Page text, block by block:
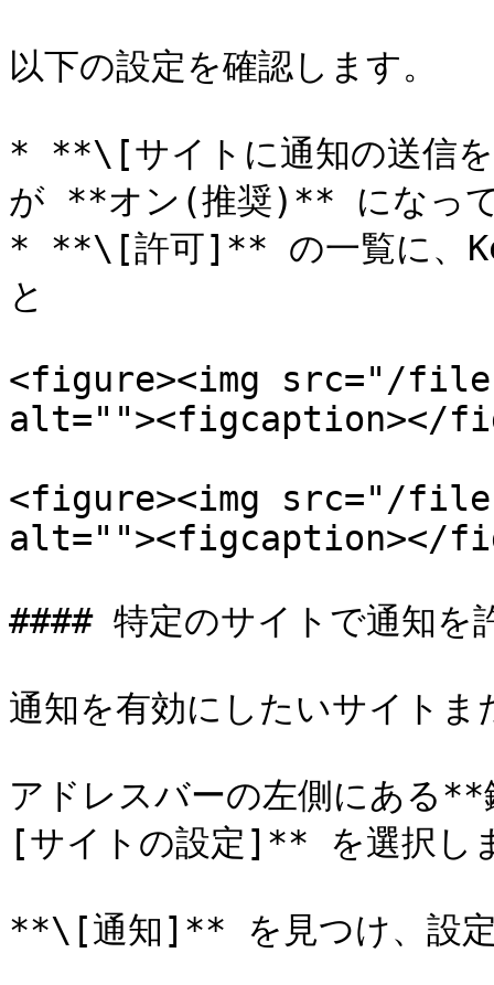
以下の設定を確認します。
* **\[サイトに通知の送信
が **オン(推奨)** になっ
* **\[許可]** の一覧に、
と
<figure><img src="/files/
alt=""><figcaption></
<figure><img src="/files/
alt=""><figcaption></
#### 特定のサイトで通知を
通知を有効にしたいサイト
アドレスバーの左側にある
[サイトの設定]** を選択し
**\[通知]** を見つけ、設